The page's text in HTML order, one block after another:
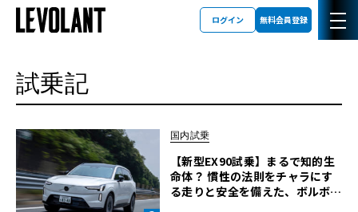
ログイン 無料会員登録
試乗記
国内試乗
【新型EX90試乗】まるで知的生
命体？ 慣性の法則をチャラにす
る走りと安全を備えた、ボルボ新